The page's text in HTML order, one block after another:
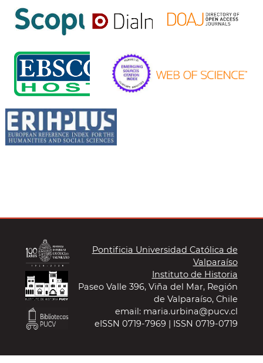
Pontificia Universidad Católica de
Valparaíso
Instituto de Historia
Paseo Valle 396, Viña del Mar, Región
de Valparaíso, Chile
email: maria.urbina@pucv.cl
eISSN 0719-7969 | ISSN 0719-0719